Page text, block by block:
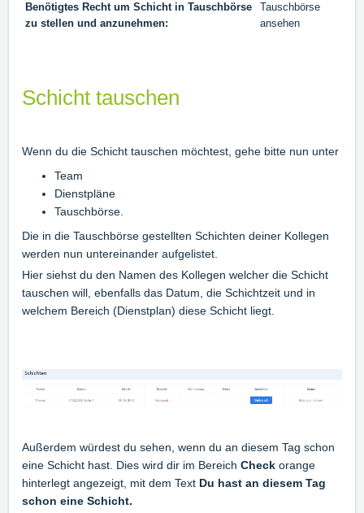
Benötigtes Recht um Schicht in Tauschbörse
zu stellen und anzunehmen:
Tauschbörse
ansehen
Schicht tauschen
Wenn du die Schicht tauschen möchtest, gehe bitte nun unter
Team
Dienstpläne
Tauschbörse.
Die in die Tauschbörse gestellten Schichten deiner Kollegen
werden nun untereinander aufgelistet.
Hier siehst du den Namen des Kollegen welcher die Schicht
tauschen will, ebenfalls das Datum, die Schichtzeit und in
welchem Bereich (Dienstplan) diese Schicht liegt.
Außerdem würdest du sehen, wenn du an diesem Tag schon
eine Schicht hast. Dies wird dir im Bereich Check orange
hinterlegt angezeigt, mit dem Text Du hast an diesem Tag
schon eine Schicht.